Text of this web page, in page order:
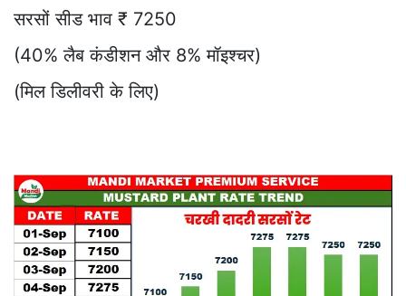
सरसों सीड भाव ₹ 7250
(40% लैब कंडीशन और 8% मॉइश्चर)
(मिल डिलीवरी के लिए)